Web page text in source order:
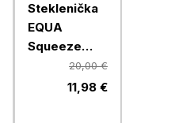
Steklenička
EQUA
Squeeze
Feather, 550
20,00 €
11,98 €